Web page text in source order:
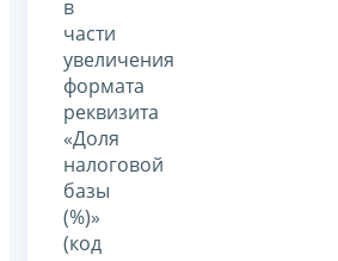
в
части
увеличения
формата
реквизита
«Доля
налоговой
базы
(%)»
(код